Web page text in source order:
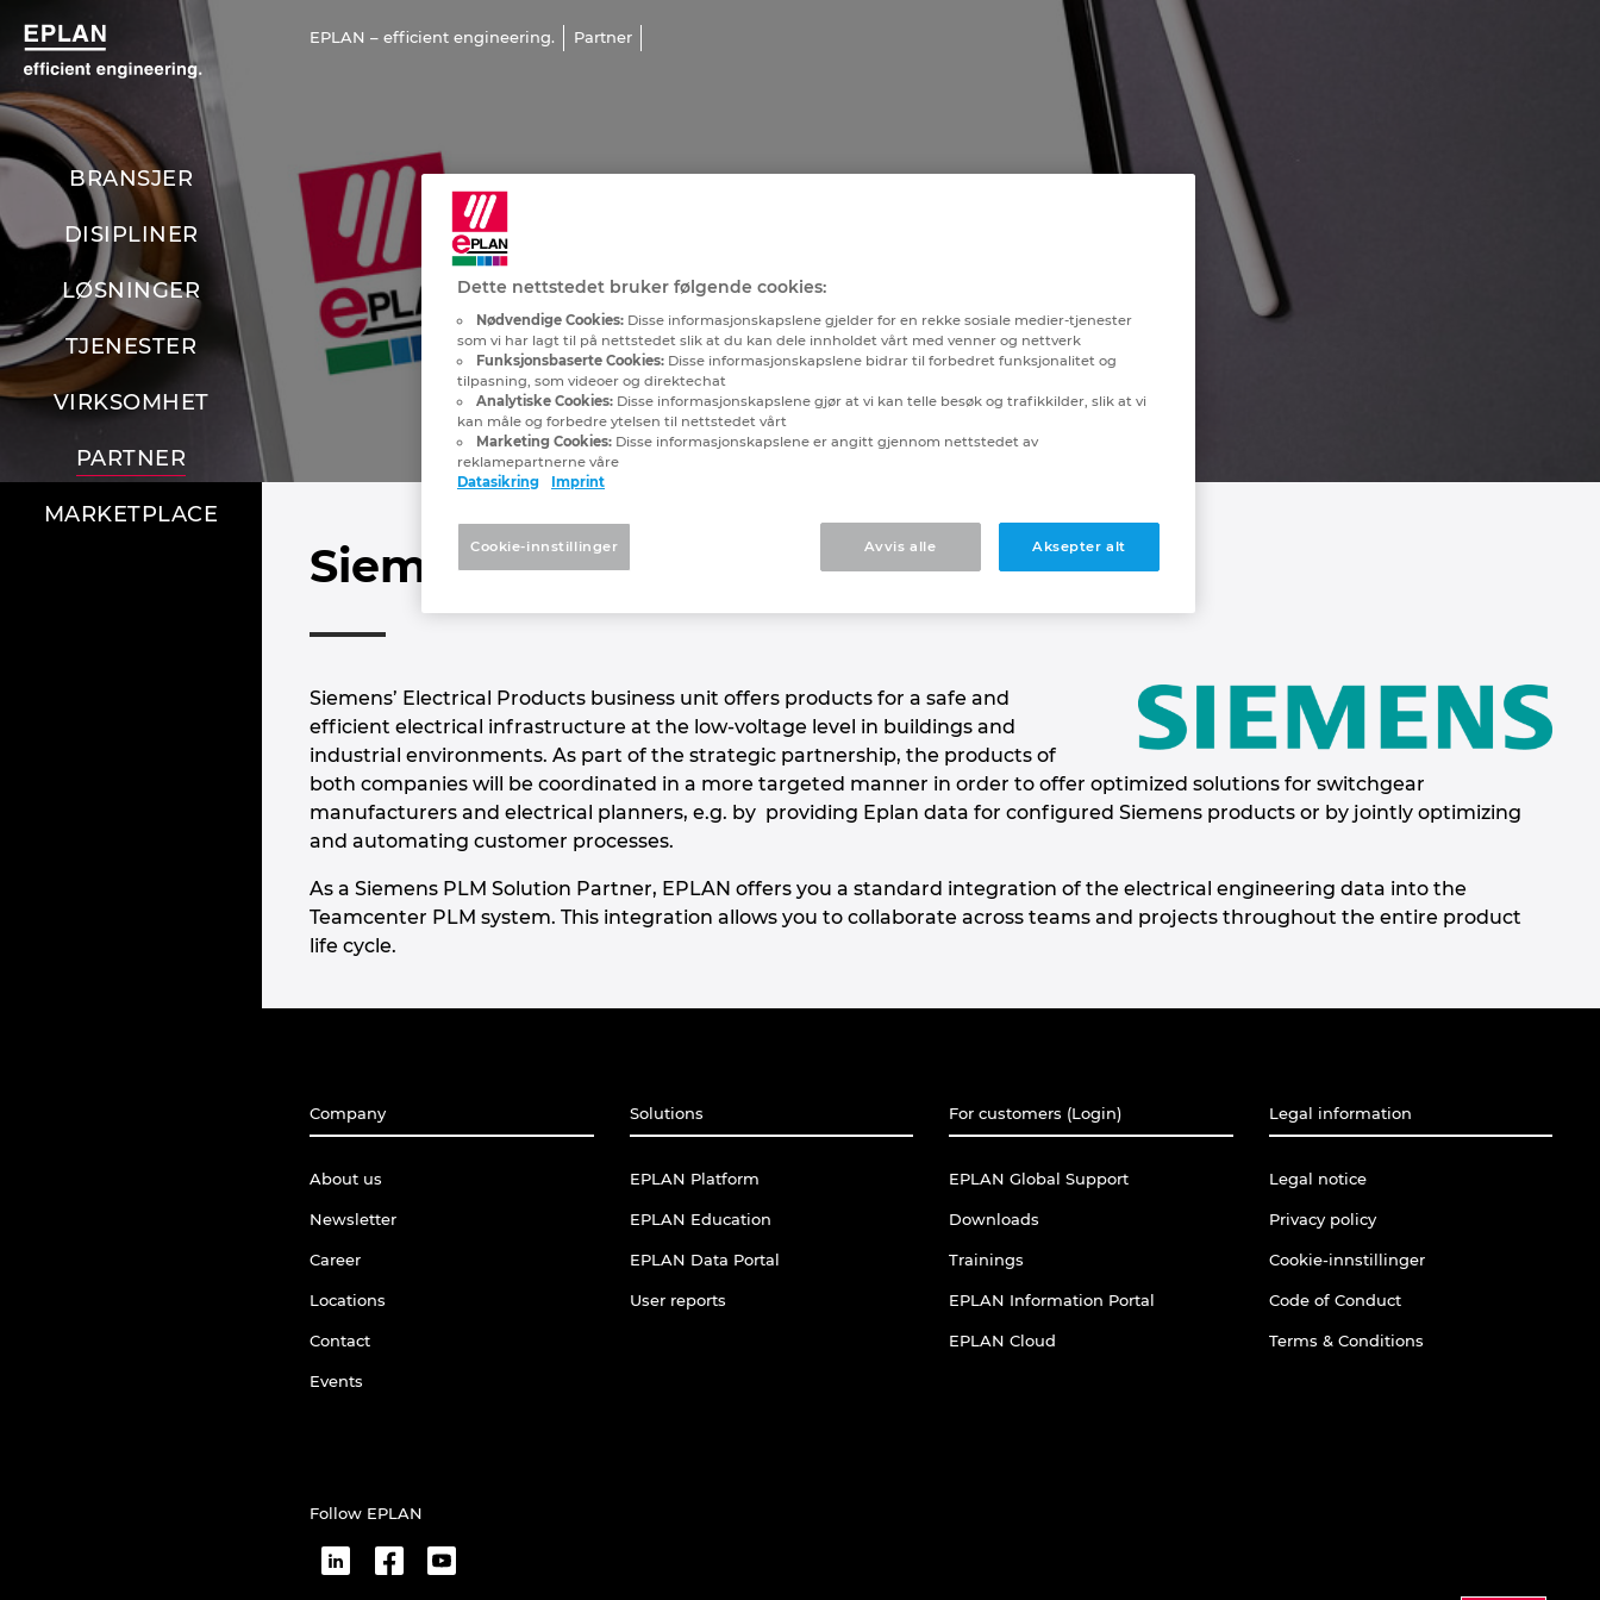
EPLAN – efficient engineering. Partner
BRANSJER
DISIPLINER
LØSNINGER
TJENESTER
VIRKSOMHET
PARTNER
MARKETPLACE
Siemens
Siemens’ Electrical Products business unit offers products for a safe and
efficient electrical infrastructure at the low-voltage level in buildings and
industrial environments. As part of the strategic partnership, the products of
both companies will be coordinated in a more targeted manner in order to offer optimized solutions for switchgear
manufacturers and electrical planners, e.g. by providing Eplan data for configured Siemens products or by jointly optimizing
and automating customer processes.
As a Siemens PLM Solution Partner, EPLAN offers you a standard integration of the electrical engineering data into the
Teamcenter PLM system. This integration allows you to collaborate across teams and projects throughout the entire product
life cycle.
Company
About us
Newsletter
Career
Locations
Contact
Events
Solutions
EPLAN Platform
EPLAN Education
EPLAN Data Portal
User reports
For customers (Login)
EPLAN Global Support
Downloads
Trainings
EPLAN Information Portal
EPLAN Cloud
Legal information
Legal notice
Privacy policy
Cookie-innstillinger
Code of Conduct
Terms & Conditions
Follow EPLAN
Dette nettstedet bruker følgende cookies:
Nødvendige Cookies: Disse informasjonskapslene gjelder for en rekke sosiale medier-tjenester
som vi har lagt til på nettstedet slik at du kan dele innholdet vårt med venner og nettverk
Funksjonsbaserte Cookies: Disse informasjonskapslene bidrar til forbedret funksjonalitet og
tilpasning, som videoer og direktechat
Analytiske Cookies: Disse informasjonskapslene gjør at vi kan telle besøk og trafikkilder, slik at vi
kan måle og forbedre ytelsen til nettstedet vårt
Marketing Cookies: Disse informasjonskapslene er angitt gjennom nettstedet av
reklamepartnerne våre
Datasikring
Imprint
Avvis alle Aksepter alt
Cookie-innstillinger